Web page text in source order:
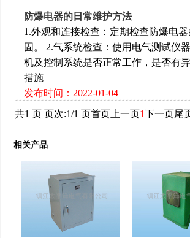
防爆电器的日常维护方法
1.外观和连接检查‌：定期检查防爆电
固‌。 2.气系统检查‌：使用电气测试仪
机及控制系统是否正常工作，是否有
措施
发布时间：2022-01-04
共1 页 页次:1/1 页首页 上一页1下一页尾
相关产品